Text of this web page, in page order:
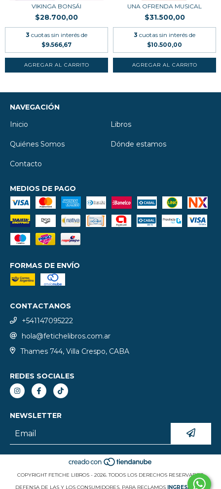
VIKINGA BONSÁI
$28.700,00
3 cuotas sin interés de
$9.566,67
UNA OFRENDA MUSICAL
$31.500,00
3 cuotas sin interés de
$10.500,00
NAVEGACIÓN
Inicio
Libros
Quiénes Somos Dónde estamos
Contacto
MEDIOS DE PAGO
FORMAS DE ENVÍO
CONTACTANOS
+541147095222
hola@fetichelibros.com.ar
Thames 744, Villa Crespo, CABA
REDES SOCIALES
NEWSLETTER
COPYRIGHT FETICHE LIBROS - 2026. TODOS LOS DERECHOS RESERVADOS.
DEFENSA DE LAS Y LOS CONSUMIDORES. PARA RECLAMOS INGRESÁ ACÁ.